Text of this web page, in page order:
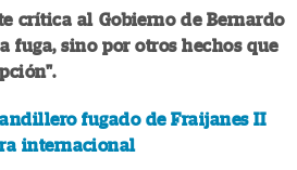
crítica al Gobierno de Bernardo
fuga, sino por otros hechos que
fugado de Fraijanes II
internacional